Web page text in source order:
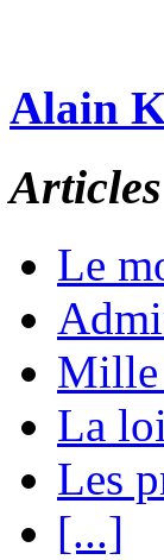
Alain
Le
Mille
La
Les
[...]